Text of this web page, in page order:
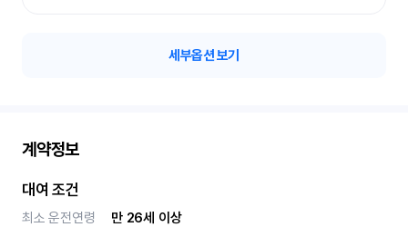
세부옵션 보기
계약정보
대여 조건
최소 운전연령
만 26세 이상